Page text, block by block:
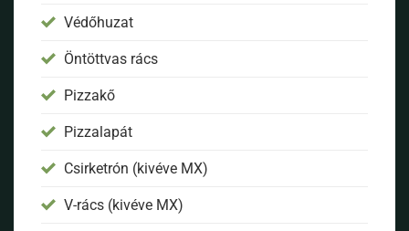
Védőhuzat
Öntöttvas rács
Pizzakő
Pizzalapát
Csirketrón (kivéve MX)
V-rács (kivéve MX)